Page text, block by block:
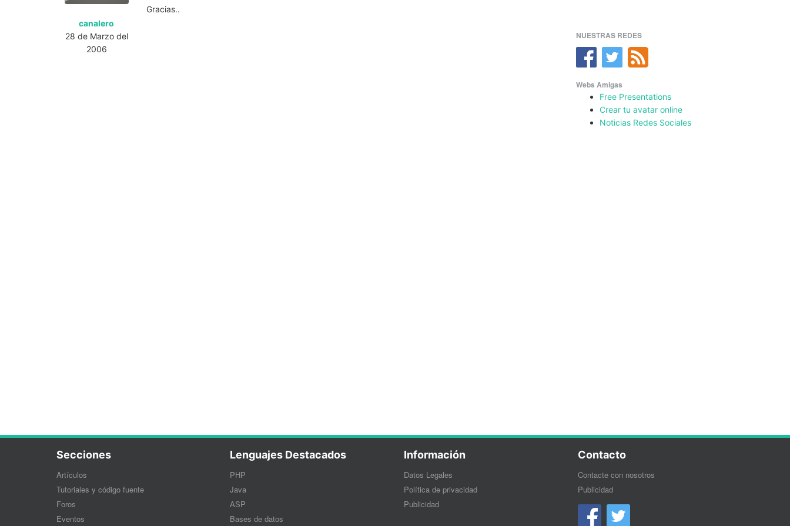
canalero
28 de Marzo del
2006
Gracias..
NUESTRAS REDES
Webs Amigas
Free Presentations
Crear tu avatar online
Noticias Redes Sociales
Secciones
Artículos
Tutoriales y código fuente
Foros
Eventos
Lenguajes Destacados
PHP
Java
ASP
Bases de datos
Información
Datos Legales
Política de privacidad
Publicidad
Contacto
Contacte con nosotros
Publicidad